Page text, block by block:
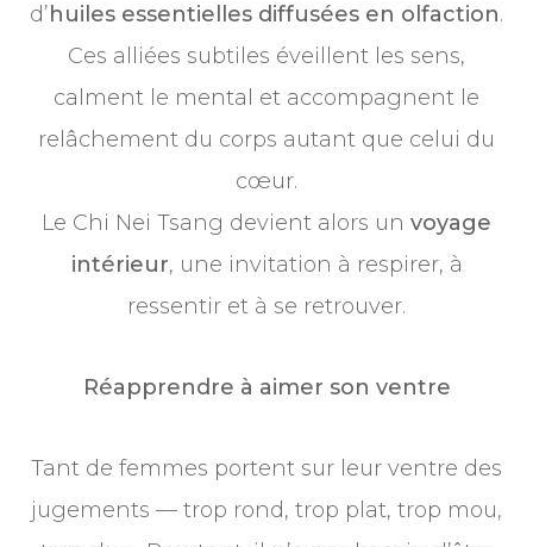
d’huiles essentielles diffusées en olfaction.
Ces alliées subtiles éveillent les sens,
calment le mental et accompagnent le
relâchement du corps autant que celui du
cœur.
Le Chi Nei Tsang devient alors un voyage
intérieur, une invitation à respirer, à
ressentir et à se retrouver.
Réapprendre à aimer son ventre
Tant de femmes portent sur leur ventre des
jugements — trop rond, trop plat, trop mou,